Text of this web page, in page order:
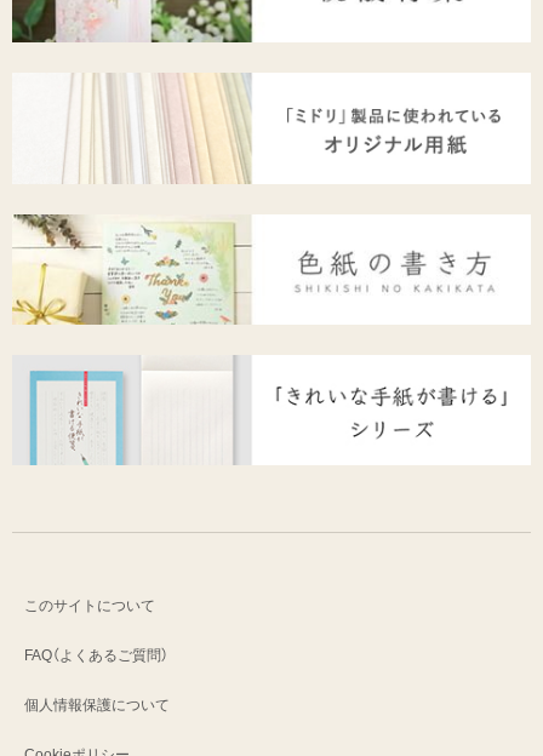
このサイトについて
FAQ（よくあるご質問）
個人情報保護について